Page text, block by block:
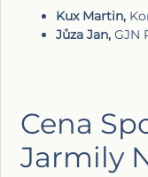
Kux Martin,
Jůza Jan, GJN
Cena
Jarmily